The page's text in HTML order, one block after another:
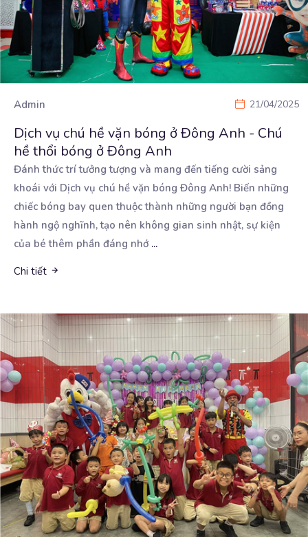
Admin 21/04/2025
Dịch vụ chú hề vặn bóng ở Đông Anh - Chú
hề thổi bóng ở Đông Anh
Đánh thức trí tưởng tượng và mang đến tiếng cười sảng
khoái với Dịch vụ chú hề vặn bóng Đông Anh! Biến những
chiếc bóng bay quen thuộc thành những người bạn đồng
hành ngộ nghĩnh, tạo nên không gian sinh nhật, sự kiện
của bé thêm phần đáng nhớ ...
Chi tiết